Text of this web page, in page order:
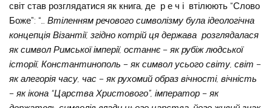
світ став розглядатися як книга, де р е ч і втілюють “Слово
Боже”: “… Втіленням речового символізму була ідеологічна
концепція Візантії, згідно котрій ця держава розглядалася
як символ Римської імперії, останнє – як рубіж людської
історії, Константинополь – як символ усього світу, світ –
як алегорія часу, час – як рухомий образ вічності, вічність
– як ікона “Царства Христового”, імператор – як